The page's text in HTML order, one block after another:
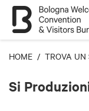
HOME / TROVA UN
Si